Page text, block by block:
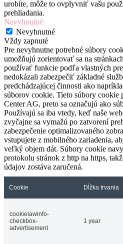
urobíte, môže to ovplyvniť vašu
prehliadania.
Nevyhnutné
Nevyhnutné
Vždy zapnuté
Pre nevyhnutne potrebné súbory
umožňujú zorientovať sa na
používať funkcie podľa vlastných
nedokázali zabezpečiť základné
predchádzajúcej činnosti ako
súborov cookie. Tieto súbory
Center AG, preto sa označujú ako
Používajú sa iba vtedy, keď naše
zvyčajne sa vymažú po zatvorení
zabezpečenie optimalizovaného
vstupujete z mobilného zariadenia,
veľký objem dát. Súbory cookie
protokolu stránok z http na https,
údajov zostáva zaručená.
Cookie Dĺžka trvania
cookielawinfo-
checkbox-
advertisement
1 year